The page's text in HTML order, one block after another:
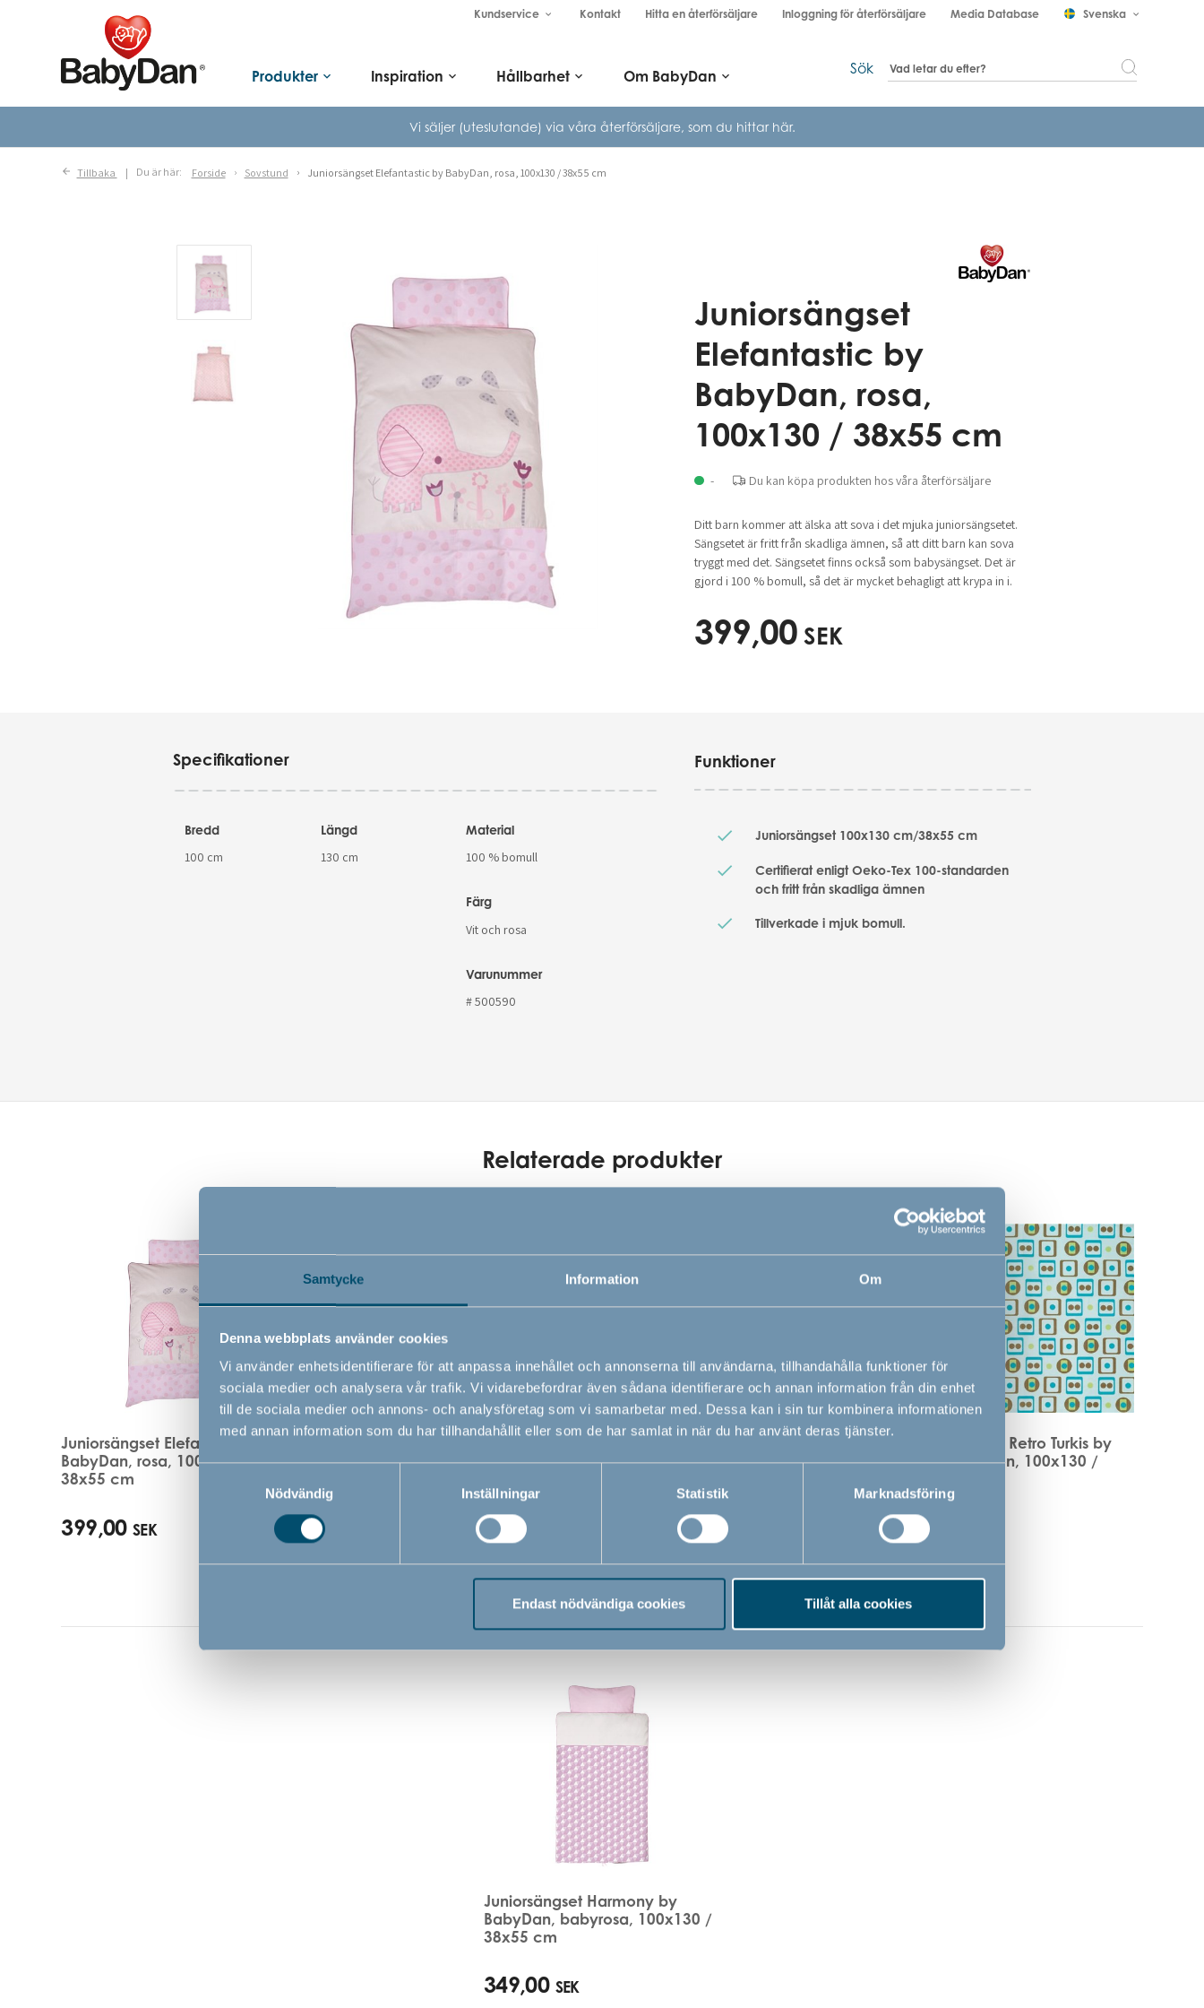
Samtycke Information Om
Denna webbplats använder cookies
Vi använder enhetsidentifierare för att anpassa innehållet och annonserna till användarna, tillhandahålla funktioner för
sociala medier och analysera vår trafik. Vi vidarebefordrar även sådana identifierare och annan information från din enhet
till de sociala medier och annons- och analysföretag som vi samarbetar med. Dessa kan i sin tur kombinera informationen
med annan information som du har tillhandahållit eller som de har samlat in när du har använt deras tjänster.
Nödvändig
Inställningar Statistik Marknadsföring
Endast nödvändiga cookies Tillåt alla cookies
Kundservice keyboard_arrow_down Kontakt Hitta en återförsäljare Inloggning för återförsäljare Media Database Svenska keyboard_arrow_down
Produkter keyboard_arrow_down Inspiration keyboard_arrow_down Hållbarhet keyboard_arrow_down Om BabyDan keyboard_arrow_down Sök
Vi säljer (uteslutande) via våra återförsäljare, som du hittar här.
Tillbaka Du är här: Forside Sovstund Juniorsängset Elefantastic by BabyDan, rosa, 100x130 / 38x55 cm
Juniorsängset
Elefantastic by
BabyDan, rosa,
100x130 / 38x55 cm
- Du kan köpa produkten hos våra återförsäljare
Ditt barn kommer att älska att sova i det mjuka juniorsängsetet.
Sängsetet är fritt från skadliga ämnen, så att ditt barn kan sova
tryggt med det. Sängsetet finns också som babysängset. Det är
gjord i 100 % bomull, så det är mycket behagligt att krypa in i.
399,00 SEK
Specifikationer
Bredd
100 cm
Längd
130 cm
Material
100 % bomull
Färg
Vit och rosa
Varunummer
# 500590
Funktioner
Juniorsängset 100x130 cm/38x55 cm
Certifierat enligt Oeko-Tex 100-standarden
och fritt från skadliga ämnen
Tillverkade i mjuk bomull.
Relaterade produkter
Juniorsängset Elefantastic by
BabyDan, rosa, 100x130 /
38x55 cm
399,00 SEK
BabyDan, blå, 100x130 / 38x55
Babydan, rosa, 100x130 /
359,00 SEK
Juniorsängset Retro Turkis by
BabyDan, grön, 100x130 /
359,00
Juniorsängset Harmony by
BabyDan, babyrosa, 100x130 /
38x55 cm
349,00 SEK